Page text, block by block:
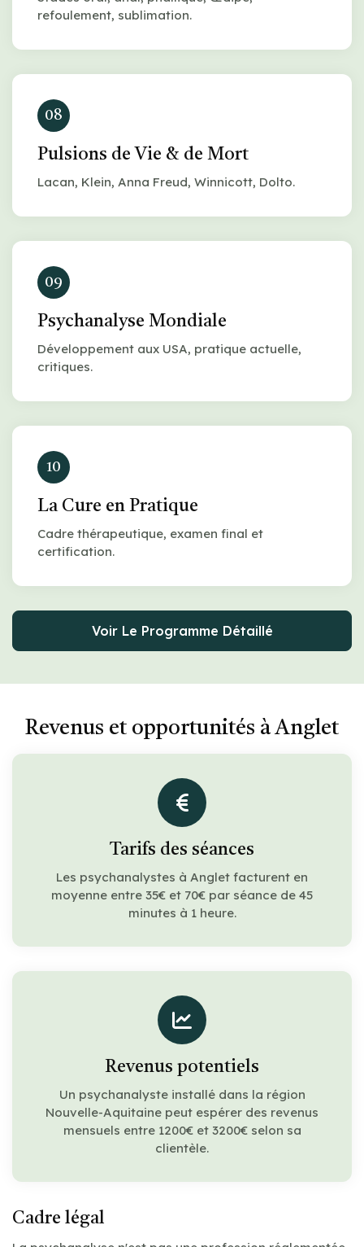
refoulement, sublimation.
08
Pulsions de Vie & de Mort
Lacan, Klein, Anna Freud, Winnicott, Dolto.
09
Psychanalyse Mondiale
Développement aux USA, pratique actuelle,
critiques.
10
La Cure en Pratique
Cadre thérapeutique, examen final et
certification.
Voir Le Programme Détaillé
Revenus et opportunités à Anglet
Tarifs des séances
Les psychanalystes à Anglet facturent en
moyenne entre 35€ et 70€ par séance de 45
minutes à 1 heure.
Revenus potentiels
Un psychanalyste installé dans la région
Nouvelle-Aquitaine peut espérer des revenus
mensuels entre 1200€ et 3200€ selon sa
clientèle.
Cadre légal